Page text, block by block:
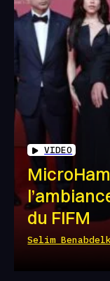
VIDEO
du FIFM
Selim